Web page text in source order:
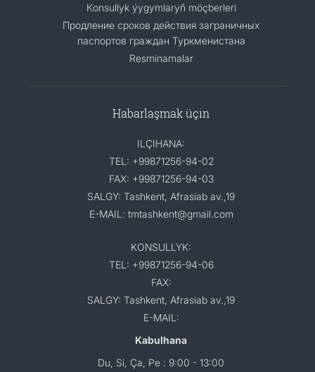
Кonsullyk ýygymlaryň möçberleri
Продление сроков действия заграничных
паспортов граждан Туркменистана
Resminamalar
Habarlaşmak üçin
ILÇIHANA:
TEL: +99871256-94-02
FAX: +99871256-94-03
SALGY: Tashkent, Afrasiab av.,19
E-MAIL: tmtashkent@gmail.com
KONSULLYK:
TEL: +99871256-94-06
FAX:
SALGY: Tashkent, Afrasiab av.,19
E-MAIL:
Kabulhana
Du, Si, Ça, Pe : 9:00 - 13:00